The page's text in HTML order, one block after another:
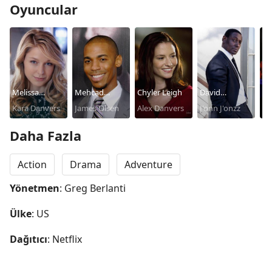
Oyuncular
Melissa
Benoist
Kara Danvers
Mehcad
Brooks
James Olsen
Chyler Leigh
Alex Danvers
David
Harewood
J'onn J'onzz
Daha Fazla
Action Drama
Adventure
Yönetmen: Greg Berlanti
Ülke: US
Dağıtıcı: Netflix